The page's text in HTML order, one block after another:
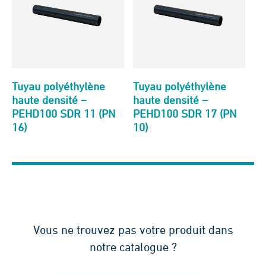
Tuyau polyéthylène
haute densité –
PEHD100 SDR 11 (PN
16)
Tuyau polyéthylène
haute densité –
PEHD100 SDR 17 (PN
10)
Vous ne trouvez pas votre produit dans
notre catalogue ?